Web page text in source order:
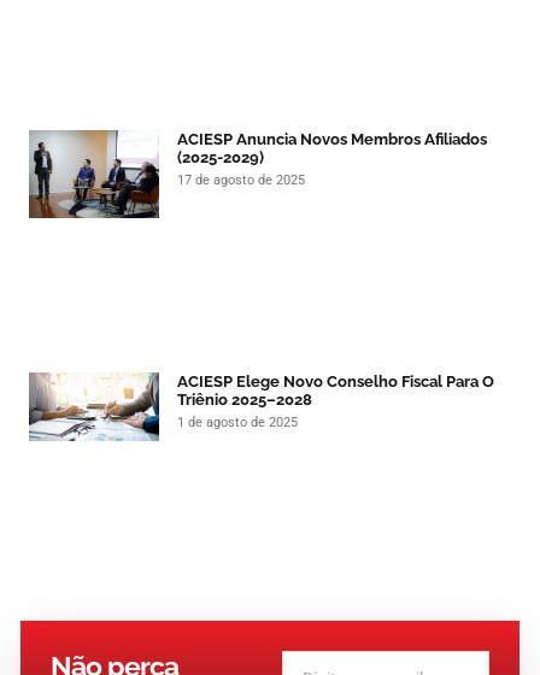
ACIESP Anuncia Novos Membros Afiliados
(2025-2029)
17 de agosto de 2025
ACIESP Elege Novo Conselho Fiscal Para O
Triênio 2025–2028
1 de agosto de 2025
Não perca